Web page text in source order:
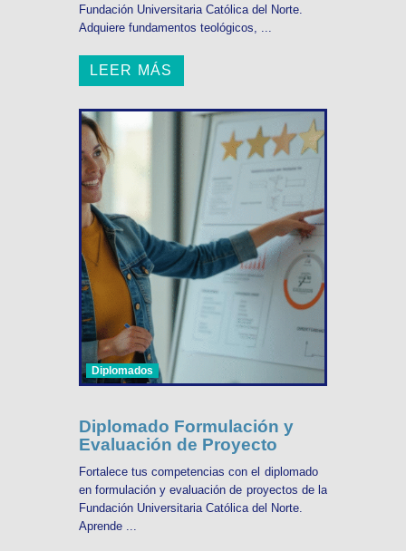
Fundación Universitaria Católica del Norte.
Adquiere fundamentos teológicos, ...
LEER MÁS
Diplomados
Diplomado Formulación y
Evaluación de Proyecto
Fortalece tus competencias con el diplomado
en formulación y evaluación de proyectos de la
Fundación Universitaria Católica del Norte.
Aprende ...